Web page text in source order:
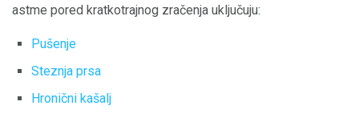
astme pored kratkotrajnog zračenja uključuju:
Pušenje
Steznja prsa
Hronični kašalj